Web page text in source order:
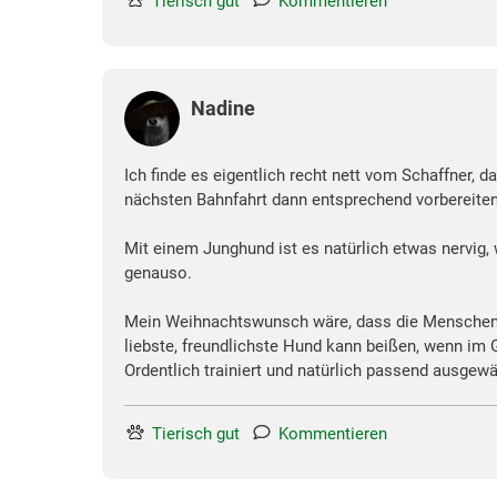
Nadine
Ich finde es eigentlich recht nett vom Schaffner,
nächsten Bahnfahrt dann entsprechend
Mit einem Junghund ist es natürlich etwas
genauso.
Mein Weihnachtswunsch wäre, dass die
liebste, freundlichste Hund kann beißen, wenn
Ordentlich trainiert und natürlich passend
Tierisch gut Kommentieren